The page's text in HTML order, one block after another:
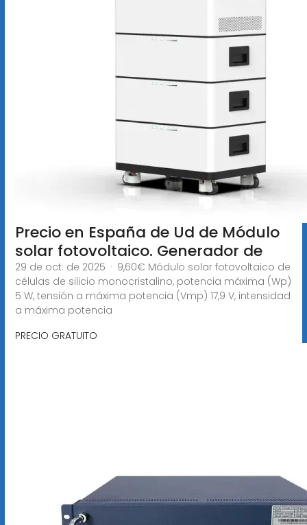
Precio en España de Ud de Módulo
solar fotovoltaico. Generador de
29 de oct. de 2025 · 9,60€ Módulo solar fotovoltaico de
células de silicio monocristalino, potencia máxima (Wp)
5 W, tensión a máxima potencia (Vmp) 17,9 V, intensidad
a máxima potencia
PRECIO GRATUITO